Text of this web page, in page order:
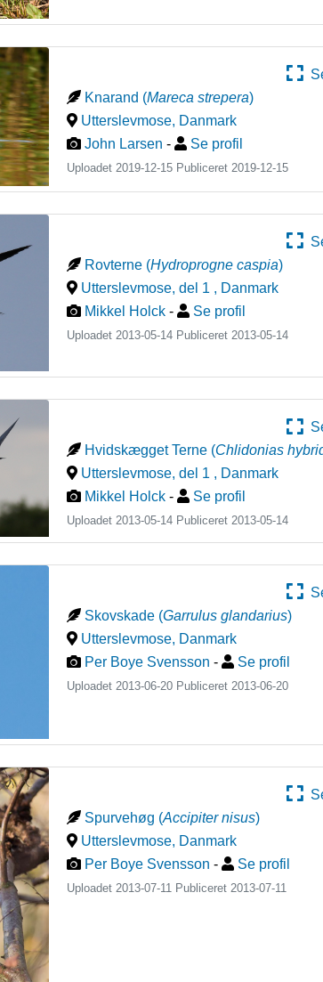
Knarand (Mareca strepera)
Utterslevmose, Danmark
John Larsen - Se profil
Uploadet 2019-12-15 Publiceret 2019-12-15
Rovterne (Hydroprogne caspia)
Utterslevmose, del 1 , Danmark
Mikkel Holck - Se profil
Uploadet 2013-05-14 Publiceret 2013-05-14
Hvidskægget Terne (Chlidonias
Utterslevmose, del 1 , Danmark
Mikkel Holck - Se profil
Uploadet 2013-05-14 Publiceret2013-05-14
Skovskade (Garrulus glandarius)
Utterslevmose, Danmark
Per Boye Svensson - Se profil
Uploadet 2013-06-20 Publiceret 2013-06-20
Spurvehøg (Accipiter nisus)
Utterslevmose, Danmark
Per Boye Svensson - Se profil
Uploadet 2013-07-11 Publiceret 2013-07-11